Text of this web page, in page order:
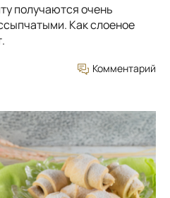
получаются очень
Как слоеное
Комментарий